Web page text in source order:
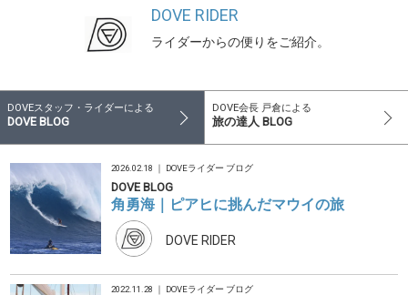
DOVE RIDER
ライダーからの便りをご紹介。
DOVEスタッフ・ライダーによる
DOVE BLOG
DOVE会長 戸倉による
旅の達人 BLOG
2026.02.18 ｜ DOVEライダー ブログ
DOVE BLOG
角勇海｜ピアヒに挑んだマウイの旅
DOVE RIDER
2022.11.28 ｜ DOVEライダー ブログ